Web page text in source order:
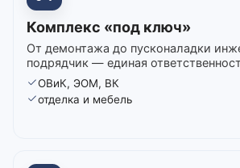
Комплекс «под ключ»
От демонтажа до пусконаладки
подрядчик — единая
ОВиК, ЭОМ, ВК
отделка и мебель